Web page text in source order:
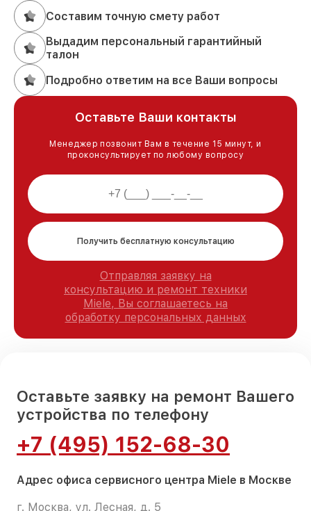
Составим точную смету работ
Выдадим персональный гарантийный
талон
Подробно ответим на все Ваши вопросы
Оставьте Ваши контакты
Менеджер позвонит Вам в течение 15 минут, и
проконсультирует по любому вопросу
Получить бесплатную консультацию
Отправляя заявку на
консультацию и ремонт техники
Miele, Вы соглашаетесь на
обработку персональных данных
Оставьте заявку на ремонт Вашего
устройства по телефону
+7 (495) 152-68-30
Адрес офиса сервисного центра Miele в Москве
г. Москва, ул. Лесная, д. 5